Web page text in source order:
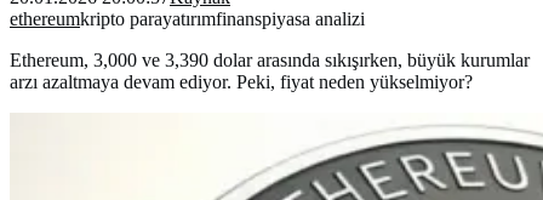
ethereumkripto parayatırımfinanspiyasa analizi
Ethereum, 3,000 ve 3,390 dolar arasında sıkışırken, büyük kurumlar
arzı azaltmaya devam ediyor. Peki, fiyat neden yükselmiyor?